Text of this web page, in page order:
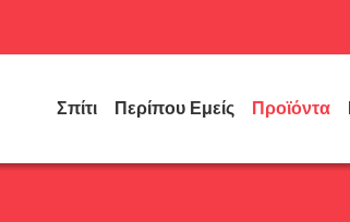
Σπίτι Περίπου Εμείς Προϊόντα